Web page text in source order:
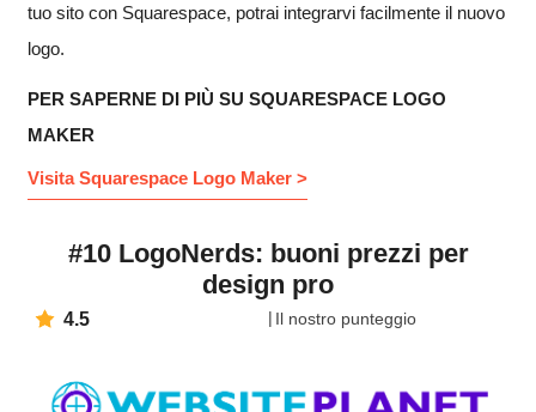
tuo sito con Squarespace, potrai integrarvi facilmente il nuovo
logo.
PER SAPERNE DI PIÙ SU SQUARESPACE LOGO
MAKER
Visita Squarespace Logo Maker >
#10 LogoNerds: buoni prezzi per
design pro
4.5 Il nostro punteggio